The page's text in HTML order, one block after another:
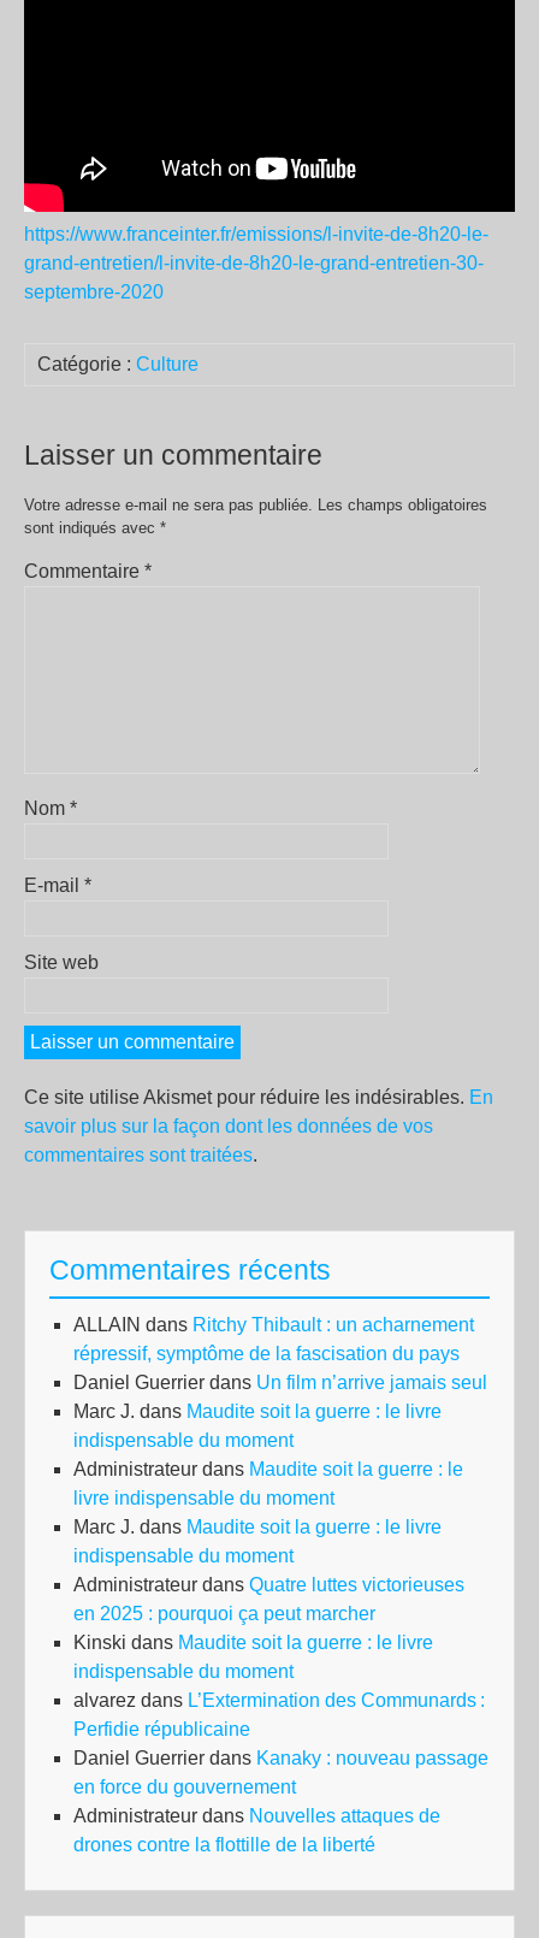
https://www.franceinter.fr/emissions/l-invite-de-8h20-le-
grand-entretien/l-invite-de-8h20-le-grand-entretien-30-
septembre-2020
Catégorie : Culture
Laisser un commentaire
Votre adresse e-mail ne sera pas publiée. Les champs obligatoires
sont indiqués avec *
Commentaire *
Nom *
E-mail *
Site web
Ce site utilise Akismet pour réduire les indésirables. En
savoir plus sur la façon dont les données de vos
commentaires sont traitées.
Commentaires récents
ALLAIN dans Ritchy Thibault : un acharnement
répressif, symptôme de la fascisation du pays
Daniel Guerrier dans Un film n’arrive jamais seul
Marc J. dans Maudite soit la guerre : le livre
indispensable du moment
Administrateur dans Maudite soit la guerre : le
livre indispensable du moment
Marc J. dans Maudite soit la guerre : le livre
indispensable du moment
Administrateur dans Quatre luttes victorieuses
en 2025 : pourquoi ça peut marcher
Kinski dans Maudite soit la guerre : le livre
indispensable du moment
alvarez dans L’Extermination des Communards :
Perfidie républicaine
Daniel Guerrier dans Kanaky : nouveau passage
en force du gouvernement
Administrateur dans Nouvelles attaques de
drones contre la flottille de la liberté